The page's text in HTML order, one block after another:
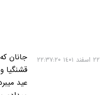
٢٢ اسفند ١٤۰١ ٢٢:٣٧:٢۰
جانان
قشنگیا
عید